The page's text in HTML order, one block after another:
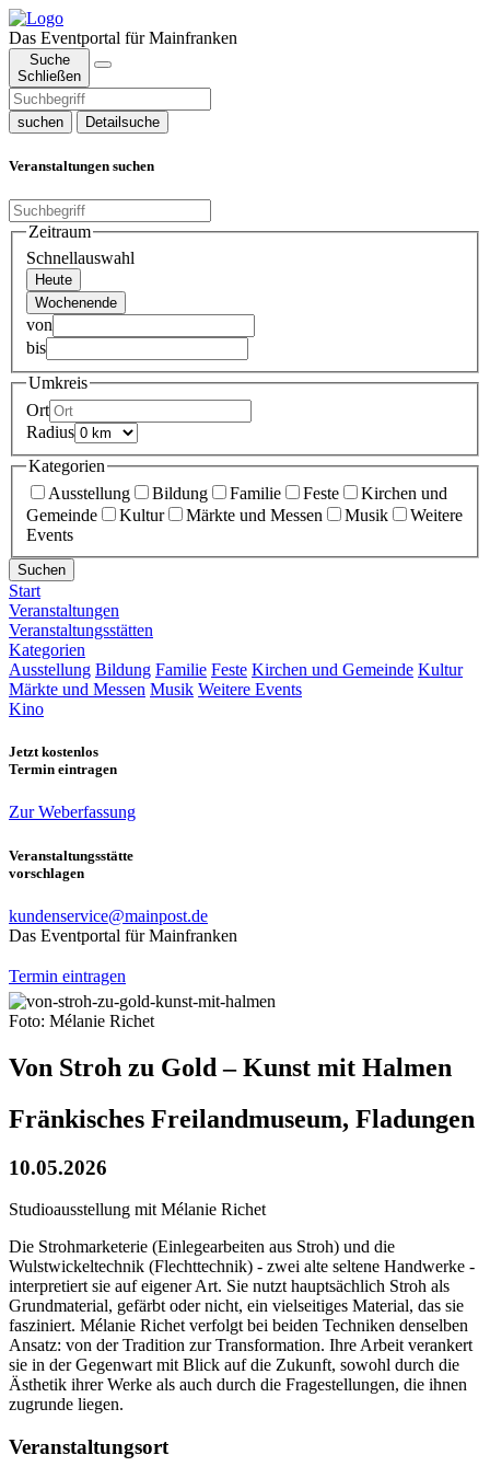
Das Eventportal für Mainfranken
Suche
Schließen
suchen Detailsuche
Veranstaltungen suchen
Zeitraum
Schnellauswahl
Heute
Wochenende
von
bis
Umkreis
Ort
Radius
Kategorien
Ausstellung
Bildung Familie Feste
Kirchen und
Gemeinde
Kultur Märkte und Messen Musik
Weitere
Events
Suchen
Start
Veranstaltungen
Veranstaltungsstätten
Kategorien
Ausstellung Bildung Familie Feste Kirchen und Gemeinde Kultur
Märkte und Messen Musik Weitere Events
Kino
Jetzt kostenlos
Termin eintragen
Zur Weberfassung
Veranstaltungsstätte
vorschlagen
kundenservice@mainpost.de
Das Eventportal für Mainfranken
Termin eintragen
Foto: Mélanie Richet
Von Stroh zu Gold – Kunst mit Halmen
Fränkisches Freilandmuseum, Fladungen
10.05.2026
Studioausstellung mit Mélanie Richet
Die Strohmarketerie (Einlegearbeiten aus Stroh) und die
Wulstwickeltechnik (Flechttechnik) - zwei alte seltene Handwerke -
interpretiert sie auf eigener Art. Sie nutzt hauptsächlich Stroh als
Grundmaterial, gefärbt oder nicht, ein vielseitiges Material, das sie
fasziniert. Mélanie Richet verfolgt bei beiden Techniken denselben
Ansatz: von der Tradition zur Transformation. Ihre Arbeit verankert
sie in der Gegenwart mit Blick auf die Zukunft, sowohl durch die
Ästhetik ihrer Werke als auch durch die Fragestellungen, die ihnen
zugrunde liegen.
Veranstaltungsort